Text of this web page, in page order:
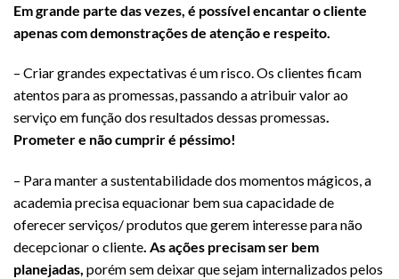
Em grande parte das vezes, é possível encantar o cliente
apenas com demonstrações de atenção e respeito.
– Criar grandes expectativas é um risco. Os clientes ficam
atentos para as promessas, passando a atribuir valor ao
serviço em função dos resultados dessas promessas.
Prometer e não cumprir é péssimo!
– Para manter a sustentabilidade dos momentos mágicos, a
academia precisa equacionar bem sua capacidade de
oferecer serviços/ produtos que gerem interesse para não
decepcionar o cliente. As ações precisam ser bem
planejadas, porém sem deixar que sejam internalizados pelos